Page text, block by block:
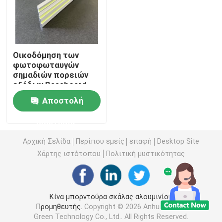
Φωτοφωταυγή σημάδια πυρκαγιάς
Φωτοφωταύγεια Μύτη Σκάλας
Φωτοφωταύγεια Σήμανση Διαδρομής Εξόδου
Λωρίδα φωτοφωταύγειας
Φωτοφωταυγείς λουρίδες κιγκλιδωμάτων
Φωτοφωταύγεια Προϊόντα Ασφαλείας
Οικοδόμηση των
φωτοφωταυγών
σημαδιών πορειών
εξόδων Baseboard
για την έξοδο
Αποστολή
Αρχική Σελίδα Περίπου εμείς επαφή
Desktop Site
Χάρτης ιστότοπου
Πολιτική μυστικότητας
Κίνα μπορντούρα σκάλας αλουμινίου
Προμηθευτής. Copyright © 2026 Anhui Angran
Green Technology Co., Ltd.. All Rights Reserved.